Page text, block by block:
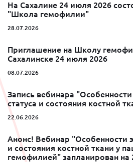
На Сахалине 24 июля 2026
"Школа гемофилии"
28.07.2026
Приглашение на Школу
Сахалинске 24 июля 2026
08.07.2026
Запись вебинара
статуса и состояния костной
22.06.2026
Анонс! Вебинар "Особенности
и состояния костной ткани у
гемофилией" запланирован на